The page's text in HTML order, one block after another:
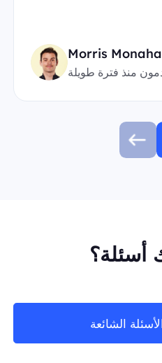
Morris
منذ فترة طويلة
أسئلة؟
الشائعة